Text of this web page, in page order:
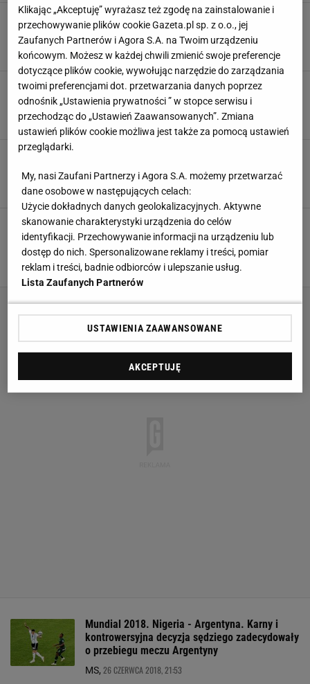
Mógł zastąpić Xaviego. Nowa rola Javiera
Mascherano
Aleksander Bernard,10 GRUDNIA 2021, 16:30
Javier Mascherano blisko nowego klubu!
Ostatni w jego karierze
kg, "A Bola",13 LISTOPADA 2019, 18:50
z Sampaolim. Dziennikarz ujawnia szczegóły
Michał Szumański,21 LIPCA 2018, 07:56
Mistrzostwa świata 2018. Francja - Argentyna
4:3. Javier Mascherano zakończył
reprezentacyjną karierę
Dominik Wardzichowski,30 CZERWCA 2018, 19:01
Mundial 2018. Nigeria - Argentyna. Karny i
kontrowersyjna decyzja sędziego zadecydowały
o przebiegu meczu Argentyny
MS, 26 CZERWCA 2018, 21:53
Klikając „Akceptuję” wyrażasz też zgodę na zainstalowanie i
przechowywanie plików cookie Gazeta.pl sp. z o.o., jej
Zaufanych Partnerów i Agora S.A. na Twoim urządzeniu
końcowym. Możesz w każdej chwili zmienić swoje preferencje
dotyczące plików cookie, wywołując narzędzie do zarządzania
twoimi preferencjami dot. przetwarzania danych poprzez
odnośnik „Ustawienia prywatności ” w stopce serwisu i
przechodząc do „Ustawień Zaawansowanych”. Zmiana
ustawień plików cookie możliwa jest także za pomocą ustawień
przeglądarki.
My, nasi Zaufani Partnerzy i Agora S.A. możemy przetwarzać
dane osobowe w następujących celach:
Użycie dokładnych danych geolokalizacyjnych. Aktywne
skanowanie charakterystyki urządzenia do celów
identyfikacji. Przechowywanie informacji na urządzeniu lub
dostęp do nich. Spersonalizowane reklamy i treści, pomiar
reklam i treści, badnie odbiorców i ulepszanie usług.
Lista Zaufanych Partnerów
USTAWIENIA ZAAWANSOWANE
AKCEPTUJĘ